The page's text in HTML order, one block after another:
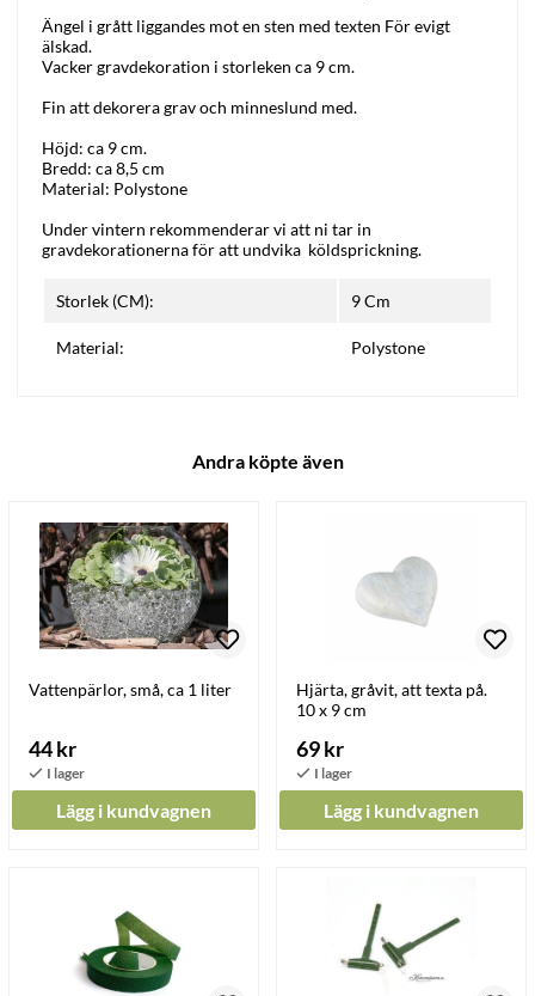
Ängel i grått liggandes mot en sten med texten För evigt
älskad.
Vacker gravdekoration i storleken ca 9 cm.
Fin att dekorera grav och minneslund med.
Höjd: ca 9 cm.
Bredd: ca 8,5 cm
Material: Polystone
Under vintern rekommenderar vi att ni tar in
gravdekorationerna för att undvika köldsprickning.
Storlek (CM): 9 Cm
Material: Polystone
Andra köpte även
Vattenpärlor, små, ca 1 liter
44 kr
Lägg i kundvagnen
Hjärta, gråvit, att texta på.
10 x 9 cm
69 kr
Lägg i kundvagnen